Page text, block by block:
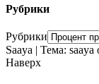
Рубрики
Рубрики
Saaya | Тема: saaya
Наверх